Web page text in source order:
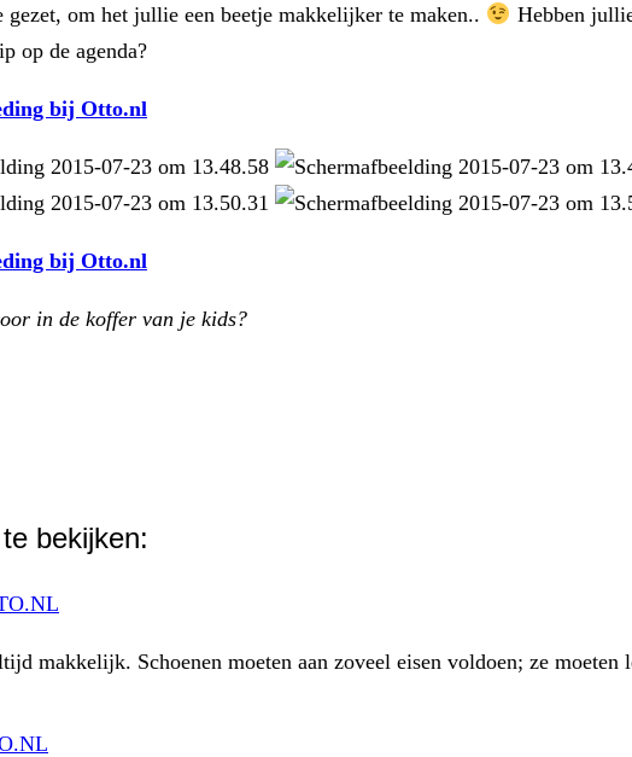
om het jullie een beetje makkelijker te maken..
Hebben
op de agenda?
bij Otto.nl
bij Otto.nl
in de koffer van je kids?
bekijken:
makkelijk. Schoenen moeten aan zoveel eisen voldoen; ze